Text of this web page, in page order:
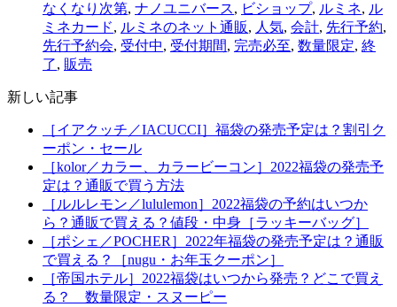
なくなり次第, ナノユニバース, ビショップ, ルミネ, ル
ミネカード, ルミネのネット通販, 人気, 会計, 先行予約,
先行予約会, 受付中, 受付期間, 完売必至, 数量限定, 終
了, 販売
新しい記事
［イアクッチ／IACUCCI］福袋の発売予定は？割引ク
ーポン・セール
［kolor／カラー、カラービーコン］2022福袋の発売予
定は？通販で買う方法
［ルルレモン／lululemon］2022福袋の予約はいつか
ら？通販で買える？値段・中身［ラッキーバッグ］
［ポシェ／POCHER］2022年福袋の発売予定は？通販
で買える？［nugu・お年玉クーポン］
［帝国ホテル］2022福袋はいつから発売？どこで買え
る？ 数量限定・スヌーピー